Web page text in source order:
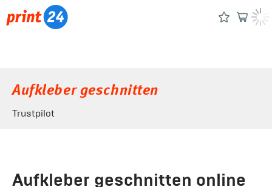
Aufkleber geschnitten
Trustpilot
Aufkleber geschnitten online